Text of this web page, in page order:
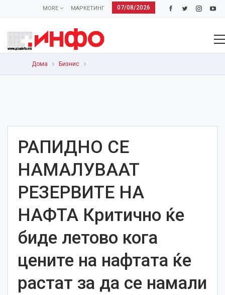
07/08/2026
МАРКЕТИНГ
MORE
Дома Бизнис
РАПИДНО СЕ
НАМАЛУВААТ
РЕЗЕРВИТЕ НА
НАФТА Критично ќе
биде летово кога
цените на нафтата ќе
растат за да се намали